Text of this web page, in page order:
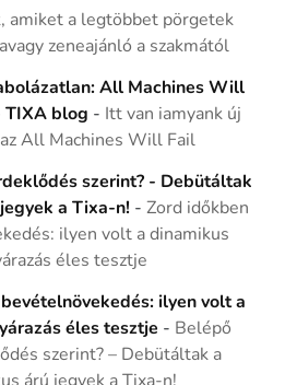
amiket a legtöbbet pörgetek
zeneajánló a szakmától
All Machines Will
TIXA blog - Itt van iamyank új
All Machines Will Fail
szerint? - Debütáltak
a Tixa-n! -Zord időkben
ilyen volt a dinamikus
éles tesztje
ilyen volt a
éles tesztje - Belépő
szerint? – Debütáltak a